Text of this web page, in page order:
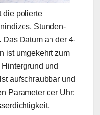
die polierte
Stunden-
Das Datum an der 4-
ist umgekehrt zum
und
aufschraubbar und
Parameter der Uhr: